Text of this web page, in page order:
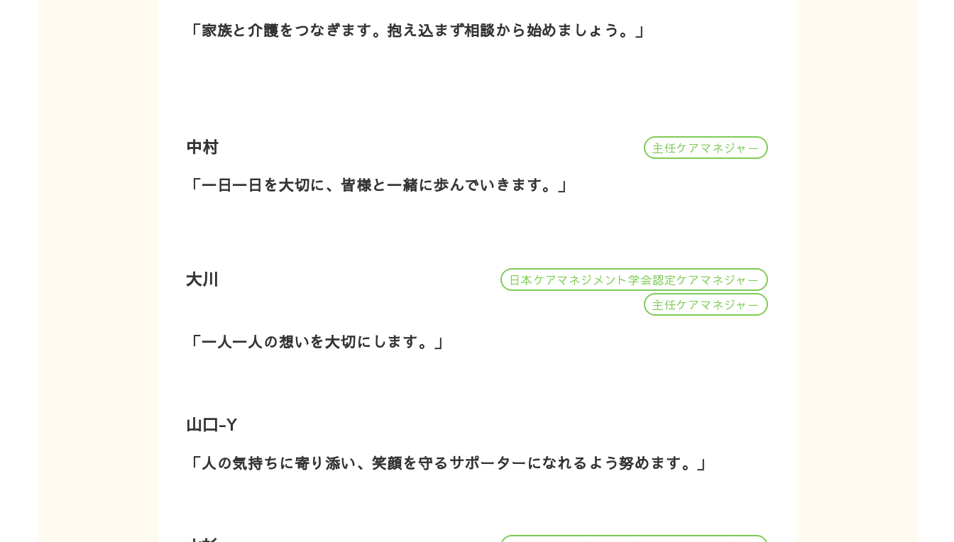
「家族と介護をつなぎます。抱え込まず相談から始めましょう。」
中村 主任ケアマネジャー
「一日一日を大切に、皆様と一緒に歩んでいきます。」
大川
日本ケアマネジメント学会認定ケアマネジャー
主任ケアマネジャー
「一人一人の想いを大切にします。」
山口-Y
「人の気持ちに寄り添い、笑顔を守るサポーターになれるよう努めます。」